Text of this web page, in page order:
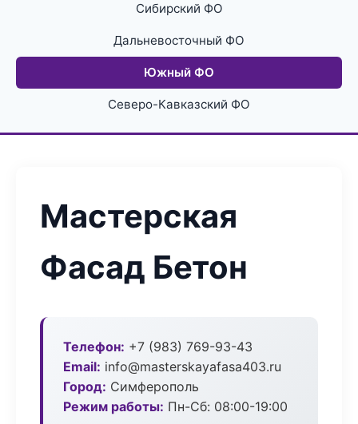
Сибирский ФО
Дальневосточный ФО
Южный ФО
Северо-Кавказский ФО
Мастерская
Фасад Бетон
Телефон: +7 (983) 769-93-43
Email: info@masterskayafasa403.ru
Город: Симферополь
Режим работы: Пн-Сб: 08:00-19:00